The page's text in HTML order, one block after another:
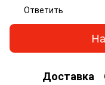
Ответить
Доставка